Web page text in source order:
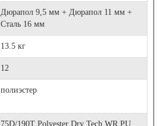
Дюрапол 9,5 мм + Дюрапол 11 мм +
Сталь 16 мм
13.5 кг
12
полиэстер
75D/190T Polyester Dry Tech WR PU